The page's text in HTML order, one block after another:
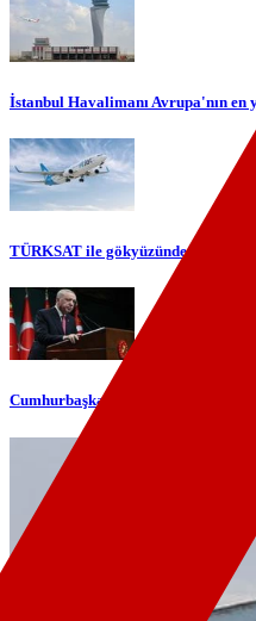
İstanbul Havalimanı Avrupa'nın en
TÜRKSAT ile gökyüzünde yerli
Cumhurbaşkanı Erdoğan'dan